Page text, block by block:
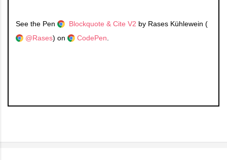
See the Pen Blockquote & Cite V2 by Rases Kühlewein (
@Rases) on CodePen